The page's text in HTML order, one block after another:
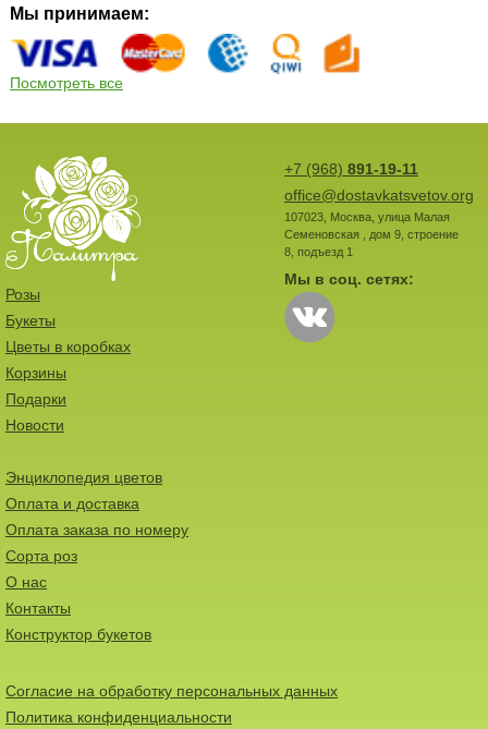
Мы принимаем:
Посмотреть все
+7 (968) 891-19-11
office@dostavkatsvetov.org
107023, Москва, улица Малая
Семеновская , дом 9, строение
8, подъезд 1
Мы в соц. сетях:
Розы
Букеты
Цветы в коробках
Корзины
Подарки
Новости
Энциклопедия цветов
Оплата и доставка
Оплата заказа по номеру
Сорта роз
О нас
Контакты
Конструктор букетов
Согласие на обработку персональных данных
Политика конфиденциальности